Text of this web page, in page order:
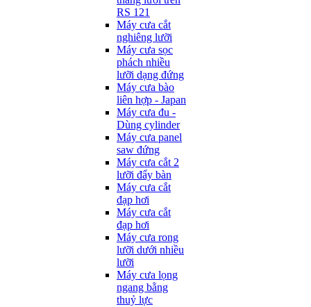
RS 121
Máy cưa cắt
nghiêng lưỡi
Máy cưa sọc
phách nhiều
lưỡi dạng đứng
Máy cưa bào
liên hợp - Japan
Máy cưa đu -
Dùng cylinder
Máy cưa panel
saw đứng
Máy cưa cắt 2
lưỡi đẩy bàn
Máy cưa cắt
đạp hơi
Máy cưa cắt
đạp hơi
Máy cưa rong
lưỡi dưới nhiều
lưỡi
Máy cưa lọng
ngang bằng
thuỷ lực